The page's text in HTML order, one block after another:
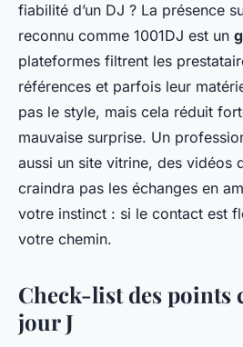
fiabilité d’un DJ ? La présence
reconnu comme 1001DJ est un
plateformes filtrent les
références et parfois leur
pas le style, mais cela réduit
mauvaise surprise. Un
aussi un site vitrine, des vidéos
craindra pas les échanges en
votre instinct : si le contact est
votre chemin.
Check-list des points
jour J